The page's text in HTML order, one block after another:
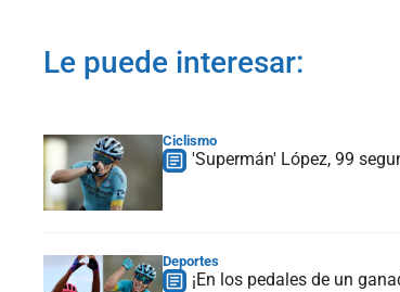
Le puede interesar:
Ciclismo
'Supermán' López, 99
Deportes
¡En los pedales de un